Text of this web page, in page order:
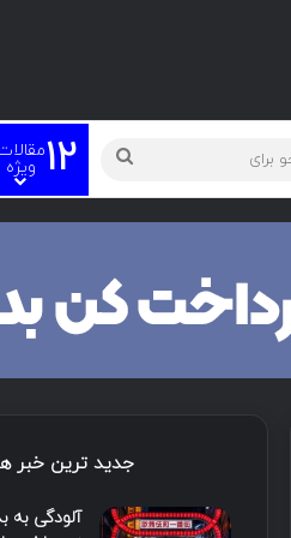
جستجو
برای
12 ویژه
جدید ترین خبر
آلودگی به